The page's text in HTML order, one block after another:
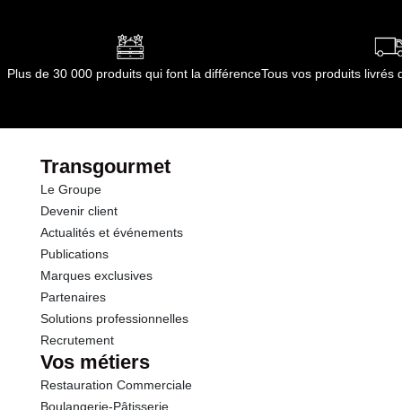
Plus de 30 000 produits qui font la différenceTous vos produits livrés
Transgourmet
Le Groupe
Devenir client
Actualités et événements
Publications
Marques exclusives
Partenaires
Solutions professionnelles
Recrutement
Vos métiers
Restauration Commerciale
Boulangerie-Pâtisserie